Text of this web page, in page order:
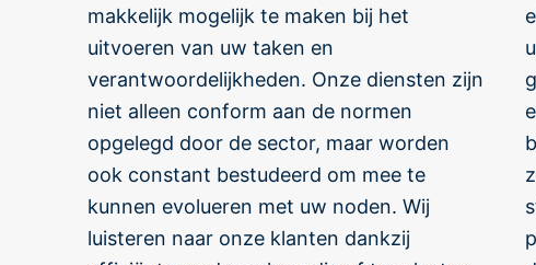
makkelijk mogelijk te maken bij het
uitvoeren van uw taken en
verantwoordelijkheden. Onze diensten zijn
niet alleen conform aan de normen
opgelegd door de sector, maar worden
ook constant bestudeerd om mee te
kunnen evolueren met uw noden. Wij
luisteren naar onze klanten dankzij
elk project uniek. Wij passen ons aan aan
uw organisatie door u alle services
gerelateerd aan de werking van uw bedrijf
en aangepast aan uw budget aan te
bieden. We zijn er ons van bewust dat de
zorgsector voor een belangrijke uitdaging
staat voor de toekomst en willen ons
positioneren als leader door constant ons